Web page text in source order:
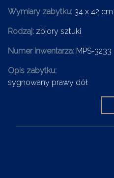
Wymiary zabytku: 34 x 42 cm
Rodzaj: zbiory sztuki
Numer inwentarza: MPS-3233
Opis zabytku:
sygnowany prawy dół